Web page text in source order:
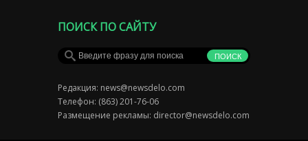
ПОИСК ПО САЙТУ
Редакция: news@newsdelo.com
Телефон: (863) 201-76-06
Размещение рекламы: director@newsdelo.com